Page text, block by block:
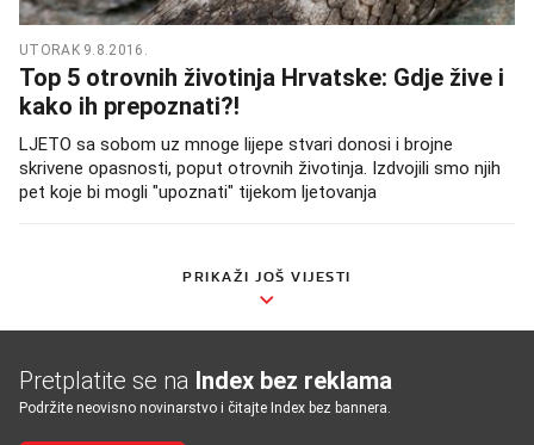
UTORAK 9.8.2016.
Top 5 otrovnih životinja Hrvatske: Gdje žive i
kako ih prepoznati?!
LJETO sa sobom uz mnoge lijepe stvari donosi i brojne
skrivene opasnosti, poput otrovnih životinja. Izdvojili smo njih
pet koje bi mogli "upoznati" tijekom ljetovanja
PRIKAŽI JOŠ VIJESTI
Pretplatite se na Index bez reklama
Podržite neovisno novinarstvo i čitajte Index bez bannera.